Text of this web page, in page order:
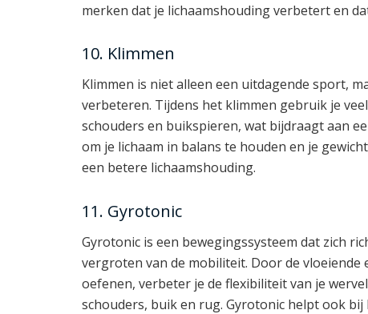
merken dat je lichaamshouding verbetert en
10. Klimmen
Klimmen is niet alleen een uitdagende sport,
verbeteren. Tijdens het klimmen gebruik je
schouders en buikspieren, wat bijdraagt aan
om je lichaam in balans te houden en je
een betere lichaamshouding.
11. Gyrotonic
Gyrotonic is een bewegingssysteem dat zich
vergroten van de mobiliteit. Door de
oefenen, verbeter je de flexibiliteit van je
schouders, buik en rug. Gyrotonic helpt ook